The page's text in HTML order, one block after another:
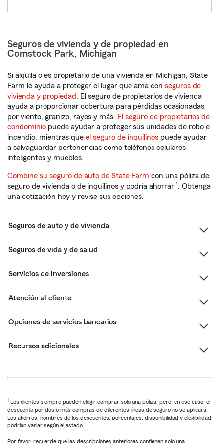
Seguros de vivienda y de propiedad en
Comstock Park, Michigan
Si alquila o es propietario de una vivienda en Michigan, State
Farm le ayuda a proteger el lugar que ama con seguros de
vivienda y propiedad. El seguro de propietarios de vivienda
ayuda a proporcionar cobertura para pérdidas ocasionadas
por viento, granizo, rayos y más. El seguro de propietarios de
condominio puede ayudar a proteger sus unidades de robo e
incendio, mientras que el seguro de inquilinos puede ayudar
a salvaguardar pertenencias como teléfonos celulares
inteligentes y muebles.
Combine su seguro de auto de State Farm con una póliza de
seguro de vivienda o de inquilinos y podría ahorrar 1. Obtenga
una cotización hoy y revise sus opciones.
Seguros de auto y de vivienda
Seguros de vida y de salud
Servicios de inversiones
Atención al cliente
Opciones de servicios bancarios
Recursos adicionales
1 Los clientes siempre pueden elegir comprar solo una póliza, pero, en ese caso, el
descuento por dos o más compras de diferentes líneas de seguro no se aplicará.
Los ahorros, nombres de los descuentos, porcentajes, disponibilidad y elegibilidad
podrían variar según el estado.
Por favor, recuerde que las descripciones anteriores contienen solo una